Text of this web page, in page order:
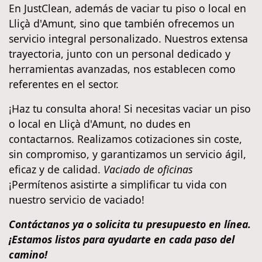
En JustClean, además de vaciar tu piso o local en
Lliçà d'Amunt, sino que también ofrecemos un
servicio integral personalizado. Nuestros extensa
trayectoria, junto con un personal dedicado y
herramientas avanzadas, nos establecen como
referentes en el sector.
¡Haz tu consulta ahora! Si necesitas vaciar un piso
o local en Lliçà d'Amunt, no dudes en
contactarnos. Realizamos cotizaciones sin coste,
sin compromiso, y garantizamos un servicio ágil,
eficaz y de calidad. Vaciado de oficinas
¡Permítenos asistirte a simplificar tu vida con
nuestro servicio de vaciado!
Contáctanos ya o solicita tu presupuesto en línea.
¡Estamos listos para ayudarte en cada paso del
camino!